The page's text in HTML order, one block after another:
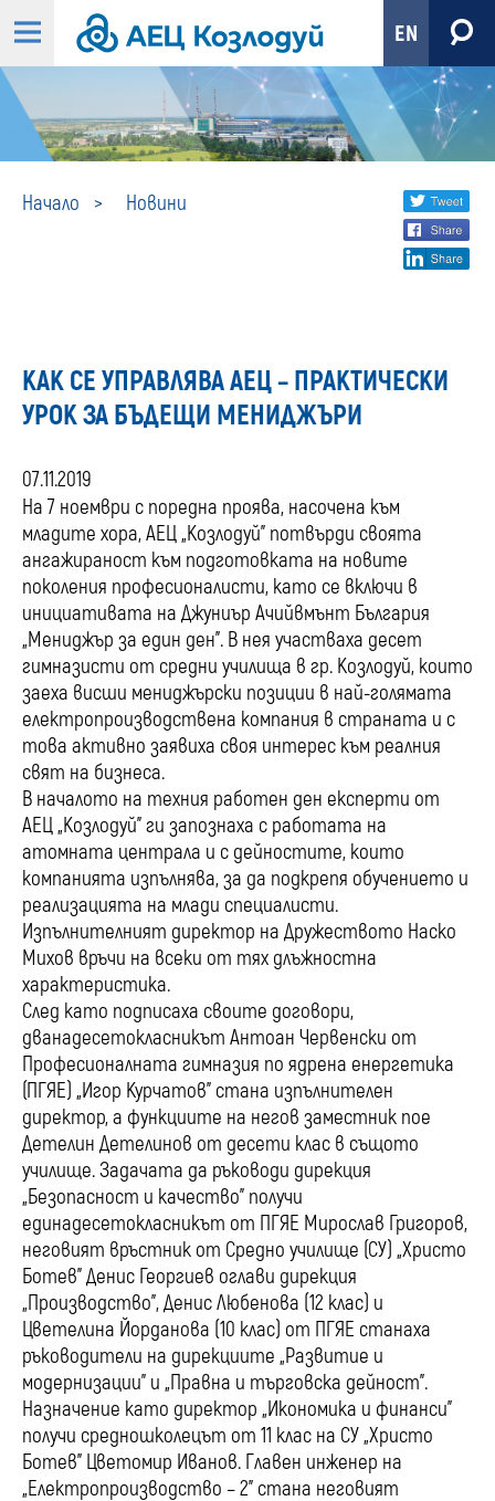
EN
Начало Новини
Share
social
КАК СЕ УПРАВЛЯВА АЕЦ – ПРАКТИЧЕСКИ
УРОК ЗА БЪДЕЩИ МЕНИДЖЪРИ
07.11.2019
На 7 ноември с поредна проява, насочена към
младите хора, АЕЦ „Козлодуй” потвърди своята
ангажираност към подготовката на новите
поколения професионалисти, като се включи в
инициативата на Джуниър Ачийвмънт България
„Мениджър за един ден”. В нея участваха десет
гимназисти от средни училища в гр. Козлодуй, които
заеха висши мениджърски позиции в най-голямата
електропроизводствена компания в страната и с
това активно заявиха своя интерес към реалния
свят на бизнеса.
В началото на техния работен ден експерти от
АЕЦ „Козлодуй” ги запознаха с работата на
атомната централа и с дейностите, които
компанията изпълнява, за да подкрепя обучението и
реализацията на млади специалисти.
Изпълнителният директор на Дружеството Наско
Михов връчи на всеки от тях длъжностна
характеристика.
След като подписаха своите договори,
дванадесетокласникът Антоан Червенски от
Професионалната гимназия по ядрена енергетика
(ПГЯЕ) „Игор Курчатов” стана изпълнителен
директор, а функциите на негов заместник пое
Детелин Детелинов от десети клас в същото
училище. Задачата да ръководи дирекция
„Безопасност и качество” получи
единадесетокласникът от ПГЯЕ Мирослав Григоров,
неговият връстник от Средно училище (СУ) „Христо
Ботев” Денис Георгиев оглави дирекция
„Производство”, Денис Любенова (12 клас) и
Цветелина Йорданова (10 клас) от ПГЯЕ станаха
ръководители на дирекциите „Развитие и
модернизации” и „Правна и търговска дейност”.
Назначение като директор „Икономика и финанси”
получи средношколецът от 11 клас на СУ „Христо
Ботев” Цветомир Иванов. Главен инженер на
„Електропроизводство – 2” стана неговият